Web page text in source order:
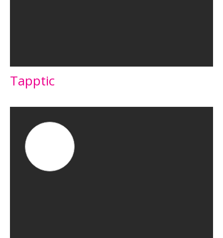
Tapptic